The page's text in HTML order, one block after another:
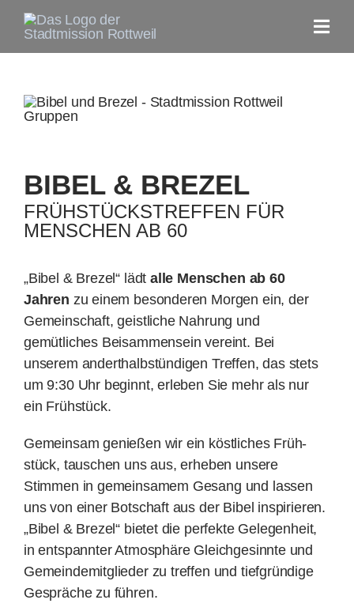
Zum
Inhalt
springen
Unsere Gemeinde
Jesus FAQs
Kontakt
BIBEL & BREZEL
FRÜHSTÜCKSTREFFEN FÜR
MENSCHEN AB 60
„Bibel & Brezel“ lädtalle Menschen ab 60
Jahren zu einem beson­deren Morgen ein, der
Gemein­schaft, geist­liche Nahrung und
gemütliches Beisammen­sein vereint. Bei
unserem andert­halb­stün­digen Treffen, das stets
um 9:30 Uhr beginnt, erleben Sie mehr als nur
ein Frühstück.
Gemeinsam genießen wir ein köstliches Früh­
stück, tauschen uns aus, erheben unsere
Stimmen in gemein­samem Gesang und lassen
uns von einer Bot­schaft aus der Bibel inspirieren.
„Bibel & Brezel“ bietet die perfekte Gelegenheit,
in entspannter Atmosphäre Gleich­gesinn­te und
Gemeinde­mit­glieder zu treffen und tief­gründige
Gespräche zu führen.